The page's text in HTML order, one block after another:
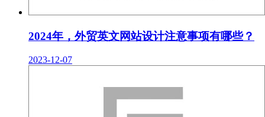
2024年，外贸英文网站设计注意事项有哪些？
2023-12-07